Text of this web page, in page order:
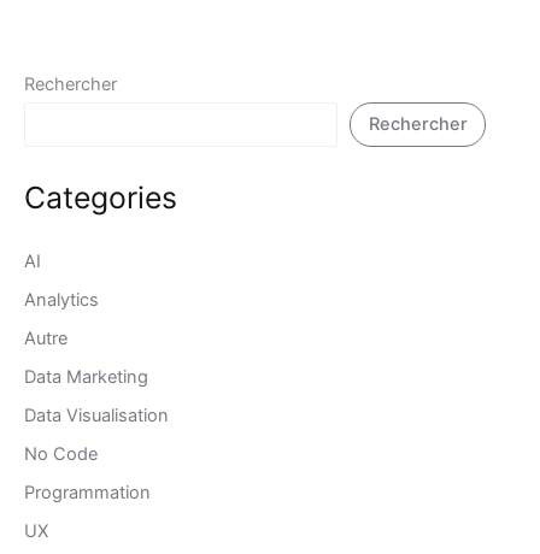
Rechercher
Rechercher
Categories
AI
Analytics
Autre
Data Marketing
Data Visualisation
No Code
Programmation
UX